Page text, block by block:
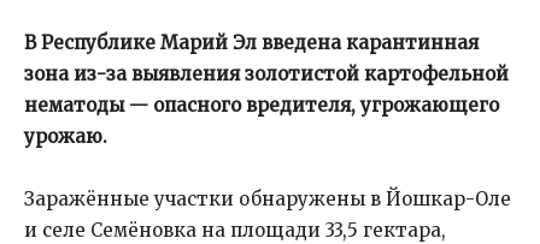
В Республике Марий Эл введена карантинная
зона из-за выявления золотистой картофельной
нематоды — опасного вредителя, угрожающего
урожаю.
Заражённые участки обнаружены в Йошкар-Оле
и селе Семёновка на площади 33,5 гектара,